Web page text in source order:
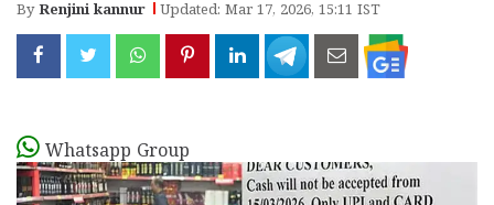
ByRenjini kannur Updated: Mar 17, 2026, 15:11 IST
Whatsapp Group